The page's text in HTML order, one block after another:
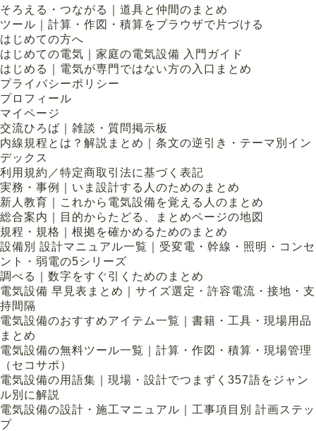
そろえる・つながる｜道具と仲間のまとめ
ツール｜計算・作図・積算をブラウザで片づける
はじめての方へ
はじめての電気｜家庭の電気設備 入門ガイド
はじめる｜電気が専門ではない方の入口まとめ
プライバシーポリシー
プロフィール
マイページ
交流ひろば｜雑談・質問掲示板
内線規程とは？解説まとめ｜条文の逆引き・テーマ別イン
デックス
利用規約／特定商取引法に基づく表記
実務・事例｜いま設計する人のためのまとめ
新人教育｜これから電気設備を覚える人のまとめ
総合案内｜目的からたどる、まとめページの地図
規程・規格｜根拠を確かめるためのまとめ
設備別 設計マニュアル一覧｜受変電・幹線・照明・コンセ
ント・弱電の5シリーズ
調べる｜数字をすぐ引くためのまとめ
電気設備 早見表まとめ｜サイズ選定・許容電流・接地・支
持間隔
電気設備のおすすめアイテム一覧｜書籍・工具・現場用品
まとめ
電気設備の無料ツール一覧｜計算・作図・積算・現場管理
（セコサポ）
電気設備の用語集｜現場・設計でつまずく357語をジャン
ル別に解説
電気設備の設計・施工マニュアル｜工事項目別 計画ステッ
プ